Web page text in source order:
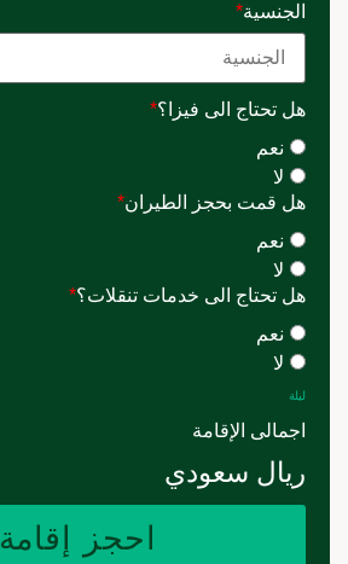
الجنسية*
هل تحتاج الى فيزا؟*
نعم
لا
هل قمت بحجز الطيران*
نعم
لا
هل تحتاج الى خدمات تنقلات؟*
نعم
لا
ليلة
اجمالى الإقامة
ريال سعودي
احجز إقامة